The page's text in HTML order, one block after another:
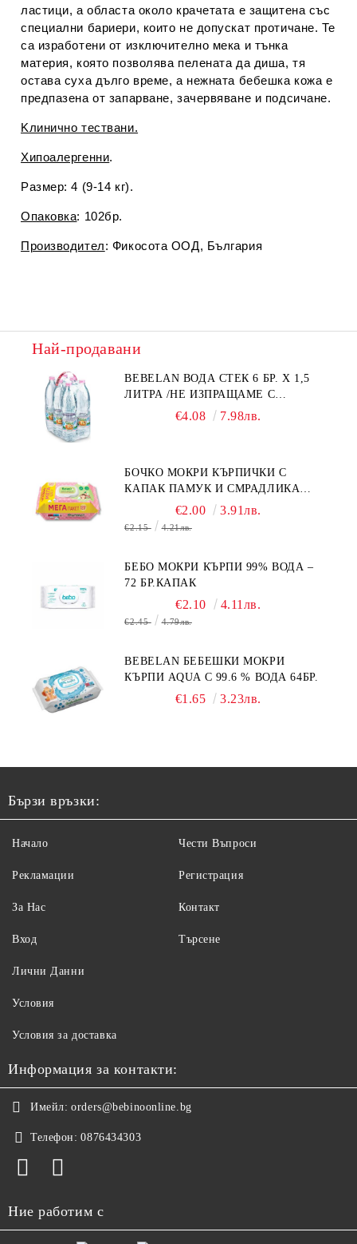
ластици, а областа oкoлo крaчeтaтa e зaщитeнa cъс
специални бариери, които не допускат протичане. Те
са изработени от изключително мека и тънка
материя, която позволява пелената да диша, тя
остава суха дълго време, а нежната бебешка кожа е
предпазена от запарване, зачервяване и подсичане.
Kлиничнo тecтвaни.
Xипoaлepгeнни.
Размер: 4 (9-14 кг).
Опаковка: 102бр.
Производител: Фикосота ООД, България
Най-продавани
BEBELAN ВОДА СТЕК 6 БР. Х 1,5
ЛИТРА /НЕ ИЗПРАЩАМЕ С
€4.08 7.98лв.
БОЧКО МОКРИ КЪРПИЧКИ С
КАПАК ПАМУК И СМРАДЛИКА
€2.00 3.91лв.
€2.15 4.21лв.
БЕБО МОКРИ КЪРПИ 99% ВОДА –
72 БР.КАПАК
€2.10 4.11лв.
€2.45 4.79лв.
BEBELAN БЕБЕШКИ МОКРИ
КЪРПИ AQUA С 99.6 % ВОДА 64БР.
€1.65 3.23лв.
Бързи връзки:
Начало
Рекламации
За Нас
Вход
Чести Въпроси
Регистрация
Контакт
Търсене
Лични Данни
Условия
Условия за доставка
Информация за контакти:
Имейл: orders@bebinoonline.bg
Телефон: 0876434303
Ние работим с